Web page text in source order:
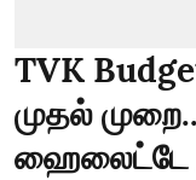
TVK
முதல்
ஹைலைட்டே